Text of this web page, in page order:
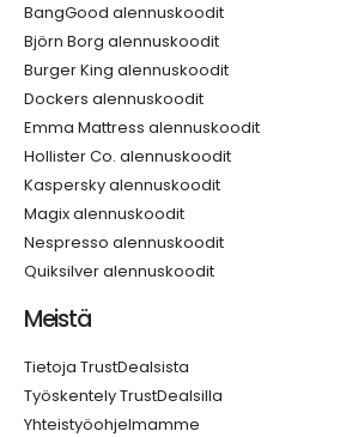
BangGood alennuskoodit
Björn Borg alennuskoodit
Burger King alennuskoodit
Dockers alennuskoodit
Emma Mattress alennuskoodit
Hollister Co. alennuskoodit
Kaspersky alennuskoodit
Magix alennuskoodit
Nespresso alennuskoodit
Quiksilver alennuskoodit
Meistä
Tietoja TrustDealsista
Työskentely TrustDealsilla
Yhteistyöohjelmamme